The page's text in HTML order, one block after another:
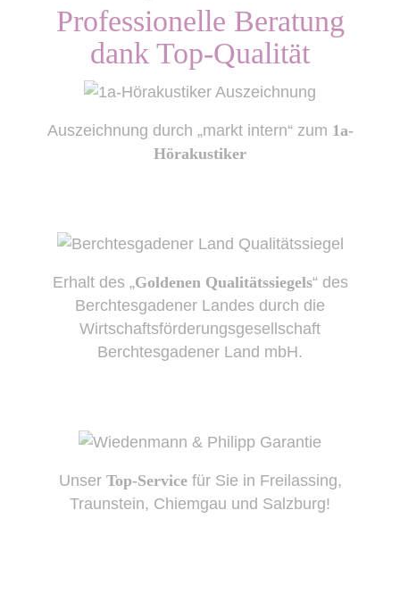
Professionelle Beratung
dank Top-Qualität
Auszeichnung durch „markt intern“ zum 1a-
Hörakustiker
Erhalt des „Goldenen Qualitätssiegels“ des
Berchtesgadener Landes durch die
Wirtschaftsförderungsgesellschaft
Berchtesgadener Land mbH.
Unser Top-Servicefür Sie in Freilassing,
Traunstein, Chiemgau und Salzburg!